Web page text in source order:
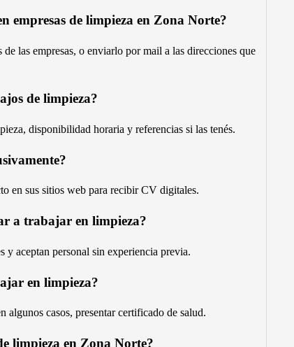
de limpieza en Zona Norte?
las empresas, o enviarlo por mail a las direcciones que
de limpieza?
disponibilidad horaria y referencias si las tenés.
en sus sitios web para recibir CV digitales.
a trabajar en limpieza?
y aceptan personal sin experiencia previa.
en limpieza?
algunos casos, presentar certificado de salud.
limpieza en Zona Norte?